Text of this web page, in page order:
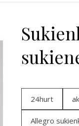
24hurt
Allegro